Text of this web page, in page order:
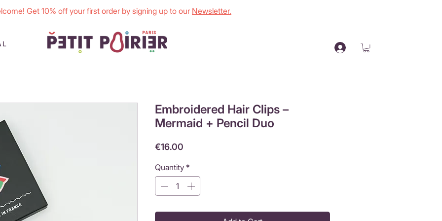
Get 10% off your first order by signing up to our Newsletter.
Embroidered Hair Clips –
Mermaid + Pencil Duo
€16.00
Quantity *